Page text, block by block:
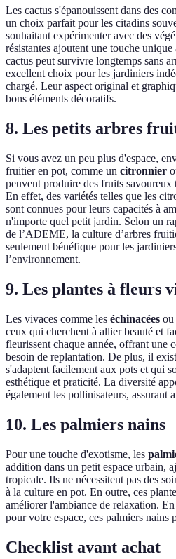
Les cactus s'épanouissent dans des
un choix parfait pour les citadins
souhaitant expérimenter avec des
résistantes ajoutent une touche
cactus peut survivre longtemps sans
excellent choix pour les jardiniers
chargé. Leur aspect original et
bons éléments décoratifs.
8. Les petits arbres
Si vous avez un peu plus d'espace,
fruitier en pot, comme un citronnier
peuvent produire des fruits
En effet, des variétés telles que les
sont connues pour leurs capacités à
n'importe quel petit jardin. Selon un
de l’ADEME, la culture d’arbres
seulement bénéfique pour les
l’environnement.
9. Les plantes à fleurs
Les vivaces comme les échinacées ou
ceux qui cherchent à allier beauté et
fleurissent chaque année, offrant une
besoin de replantation. De plus, il
s'adaptent facilement aux pots et qui
esthétique et praticité. La diversité
également les pollinisateurs, assurant
10. Les palmiers nains
Pour une touche d'exotisme, les
addition dans un petit espace urbain,
tropicale. Ils ne nécessitent pas des
à la culture en pot. En outre, ces
améliorer l'ambiance de relaxation.
pour votre espace, ces palmiers nains
Checklist avant achat